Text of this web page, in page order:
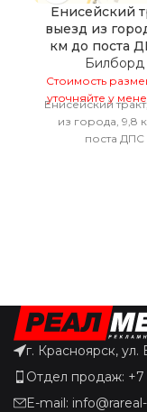
Енисейский
выезд из
км до поста
Билборд
Стоимость
уточняйте у
Енисейский
из города, 9,8
поста ДПС
г. Красноярск, ул.
Отдел продаж: +7
E-mail: